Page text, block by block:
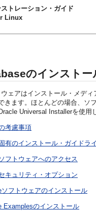
トレーション・ガイド
Linux
のインストー
ェアはインストール・メデ
きます。ほとんどの場合、
Universal Installerを使
考慮事項
有のインストール・ガイドラ
フトウェアへのアクセス
キュリティ・オプション
フトウェアのインストール
Examplesのインストール